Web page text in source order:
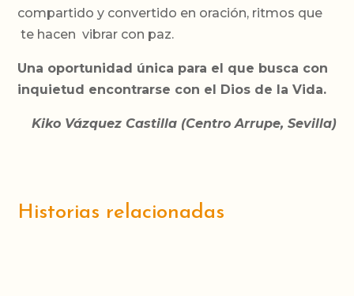
compartido y convertido en oración, ritmos que
te hacen vibrar con paz.
Una oportunidad única para el que busca con
inquietud encontrarse con el Dios de la Vida.
Kiko Vázquez Castilla (Centro Arrupe, Sevilla)
Historias relacionadas